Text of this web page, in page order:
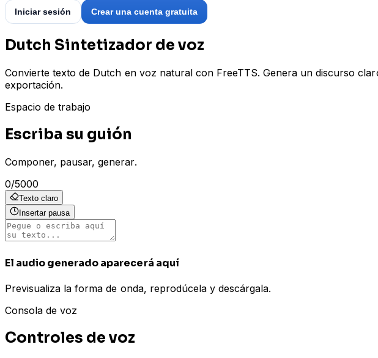
Iniciar sesión Crear una cuenta gratuita
Dutch Sintetizador de voz
Convierte texto de Dutch en voz natural con FreeTTS. Genera un discurso
exportación.
Espacio de trabajo
Escriba su guión
Componer, pausar, generar.
0/5000
Texto claro
Insertar pausa
El audio generado aparecerá aquí
Previsualiza la forma de onda, reprodúcela y descárgala.
Consola de voz
Controles de voz